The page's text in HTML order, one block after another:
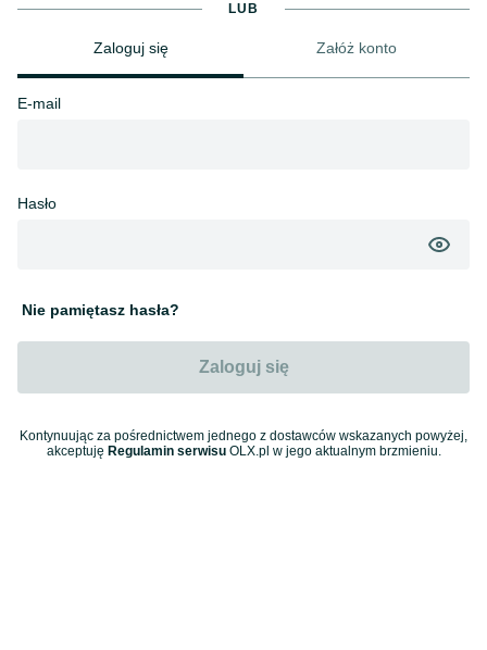
LUB
Zaloguj się Załóż konto
E-mail
Hasło
Nie pamiętasz hasła?
Zaloguj się
Kontynuując za pośrednictwem jednego z dostawców wskazanych powyżej,
akceptuję Regulamin serwisuOLX.pl w jego aktualnym brzmieniu.